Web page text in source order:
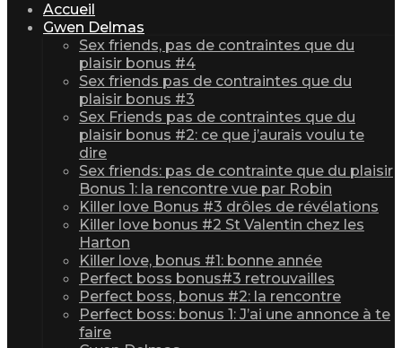
Accueil
Gwen Delmas
Sex friends, pas de contraintes que du
plaisir bonus #4
Sex friends pas de contraintes que du
plaisir bonus #3
Sex Friends pas de contraintes que du
plaisir bonus #2: ce que j’aurais voulu te
dire
Sex friends: pas de contrainte que du plaisir
Bonus 1: la rencontre vue par Robin
Killer love Bonus #3 drôles de révélations
Killer love bonus #2 St Valentin chez les
Harton
Killer love, bonus #1: bonne année
Perfect boss bonus#3 retrouvailles
Perfect boss, bonus #2: la rencontre
Perfect boss: bonus 1: J’ai une annonce à te
faire